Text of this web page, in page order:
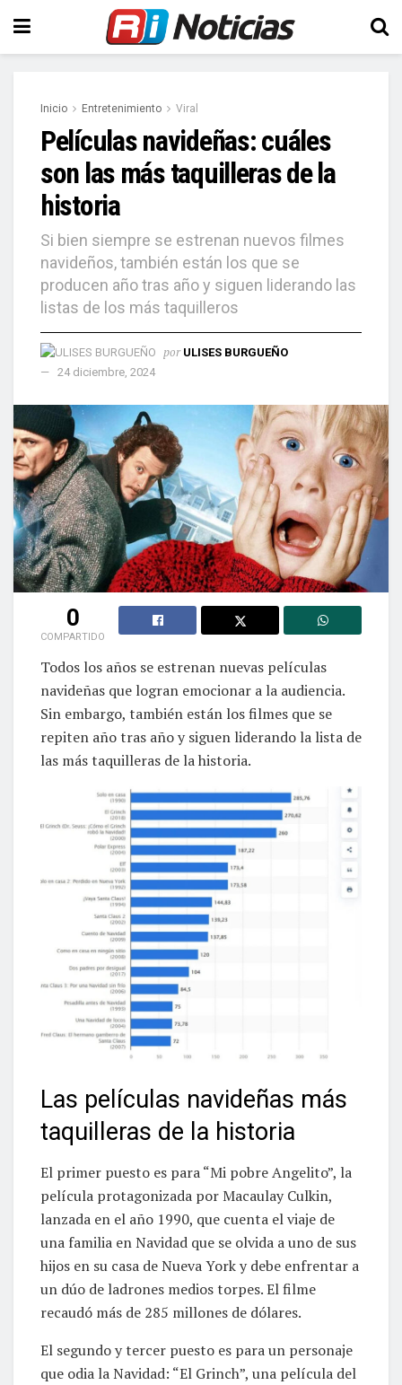
Inicio Entretenimiento Viral
Películas navideñas: cuáles
son las más taquilleras de la
historia
Si bien siempre se estrenan nuevos filmes
navideños, también están los que se
producen año tras año y siguen liderando las
listas de los más taquilleros
por ULISES BURGUEÑO
24 diciembre, 2024
0
COMPARTIDO
Todos los años se estrenan nuevas películas
navideñas que logran emocionar a la audiencia.
Sin embargo, también están los filmes que se
repiten año tras año y siguen liderando la lista de
las más taquilleras de la historia.
Las películas navideñas más
taquilleras de la historia
El primer puesto es para “Mi pobre Angelito”, la
película protagonizada por Macaulay Culkin,
lanzada en el año 1990, que cuenta el viaje de
una familia en Navidad que se olvida a uno de sus
hijos en su casa de Nueva York y debe enfrentar a
un dúo de ladrones medios torpes. El filme
recaudó más de 285 millones de dólares.
El segundo y tercer puesto es para un personaje
que odia la Navidad: “El Grinch”, una película del